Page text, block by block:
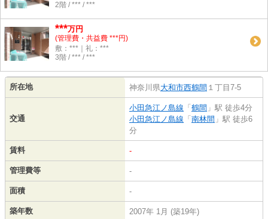
2階 / *** / ***
***万円
(管理費・共益費 ***円)
敷：***｜礼：***
3階 / *** / ***
所在地 神奈川県大和市西鶴間 １丁目7-5
交通
小田急江ノ島線 「 鶴間 」駅 徒歩4分
小田急江ノ島線 「 南林間 」駅 徒歩6
分
賃料 -
管理費等 -
面積 -
築年数 2007年 1月 (築19年)